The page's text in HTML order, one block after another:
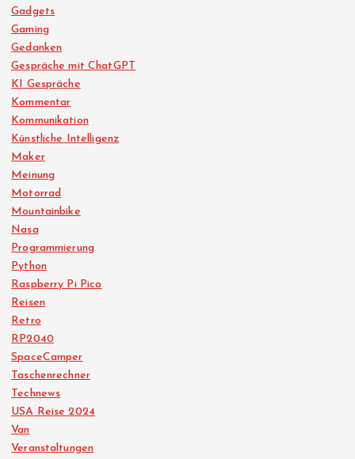
Gadgets
Gaming
Gedanken
Gespräche mit ChatGPT
KI Gespräche
Kommentar
Kommunikation
Künstliche Intelligenz
Maker
Meinung
Motorrad
Mountainbike
Nasa
Programmierung
Python
Raspberry Pi Pico
Reisen
Retro
RP2040
SpaceCamper
Taschenrechner
Technews
USA Reise 2024
Van
Veranstaltungen